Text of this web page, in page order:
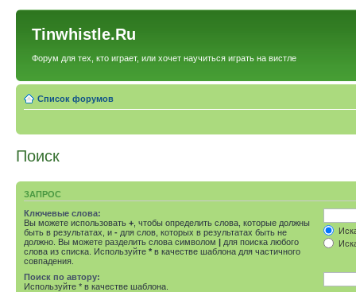
Tinwhistle.Ru
Форум для тех, кто играет, или хочет научиться играть на вистле
Список форумов
Поиск
ЗАПРОС
Ключевые слова:
Вы можете использовать + , чтобы определить слова, которые должны
быть в результатах, и - для слов, которых в результатах быть не
должно. Вы можете разделить слова символом | для поиска любого
слова из списка. Используйте * в качестве шаблона для частичного
совпадения.
Поиск по автору:
Используйте * в качестве шаблона.